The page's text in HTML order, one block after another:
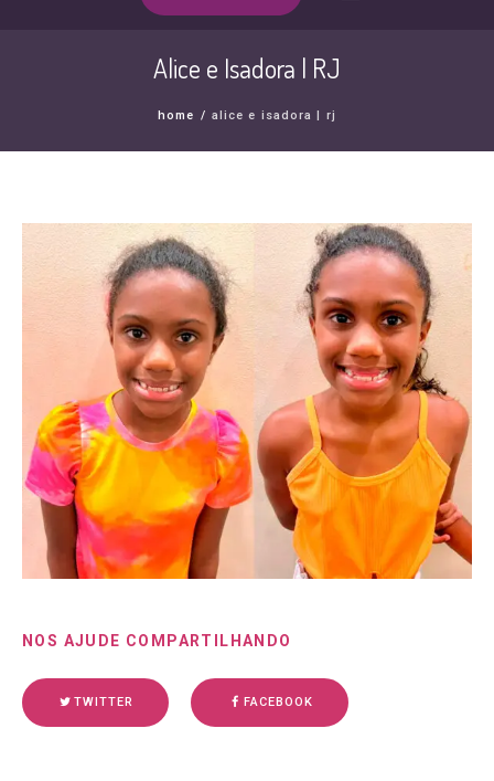
Alice e Isadora | RJ
home / alice e isadora | rj
NOS AJUDE COMPARTILHANDO
TWITTER FACEBOOK